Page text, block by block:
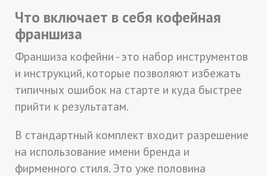
Что включает в себя кофейная
франшиза
Франшиза кофейни - это набор инструментов
и инструкций, которые позволяют избежать
типичных ошибок на старте и куда быстрее
прийти к результатам.
В стандартный комплект входит разрешение
на использование имени бренда и
фирменного стиля. Это уже половина